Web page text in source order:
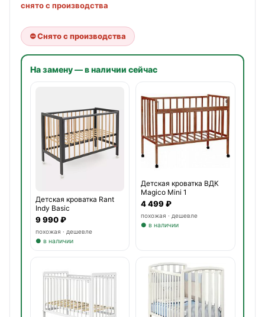
снято с производства
⛔ Снято с производства
На замену — в наличии сейчас
Детская кроватка Rant
Indy Basic
9 990 ₽
похожая · дешевле
● в наличии
Детская кроватка ВДК
Magico Mini 1
4 499 ₽
похожая · дешевле
● в наличии